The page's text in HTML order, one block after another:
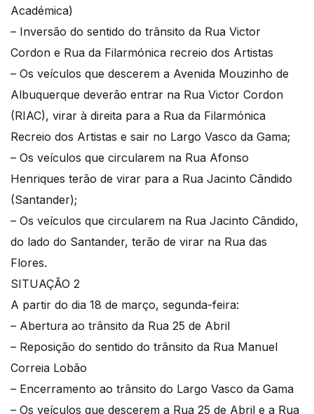
Académica)
– Inversão do sentido do trânsito da Rua Victor
Cordon e Rua da Filarmónica recreio dos Artistas
– Os veículos que descerem a Avenida Mouzinho de
Albuquerque deverão entrar na Rua Victor Cordon
(RIAC), virar à direita para a Rua da Filarmónica
Recreio dos Artistas e sair no Largo Vasco da Gama;
– Os veículos que circularem na Rua Afonso
Henriques terão de virar para a Rua Jacinto Cândido
(Santander);
– Os veículos que circularem na Rua Jacinto Cândido,
do lado do Santander, terão de virar na Rua das
Flores.
SITUAÇÃO 2
A partir do dia 18 de março, segunda-feira:
– Abertura ao trânsito da Rua 25 de Abril
– Reposição do sentido do trânsito da Rua Manuel
Correia Lobão
– Encerramento ao trânsito do Largo Vasco da Gama
– Os veículos que descerem a Rua 25 de Abril e a Rua